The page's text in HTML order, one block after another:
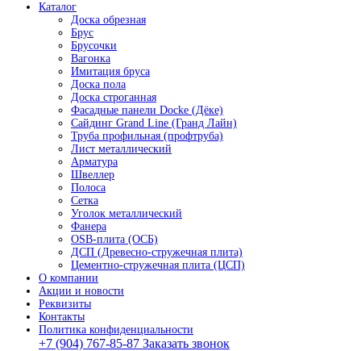
Каталог
Доска обрезная
Брус
Брусочки
Вагонка
Имитация бруса
Доска пола
Доска строганная
Фасадные панели Docke (Дёке)
Сайдинг Grand Line (Гранд Лайн)
Труба профильная (профтруба)
Лист металлический
Арматура
Швеллер
Полоса
Сетка
Уголок металлический
Фанера
OSB-плита (ОСБ)
ДСП (Древесно-стружечная плита)
Цементно-стружечная плита (ЦСП)
О компании
Акции и новости
Реквизиты
Контакты
Политика конфиденциальности
+7 (904) 767-85-87 Заказать звонок